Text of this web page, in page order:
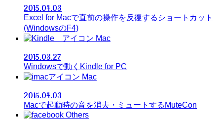
2015.04.03
Excel for Macで直前の操作を反復するショートカット
(WindowsのF4)
Mac
2015.03.27
Windowsで動くKindle for PC
Mac
2015.04.03
Macで起動時の音を消去・ミュートするMuteCon
Others